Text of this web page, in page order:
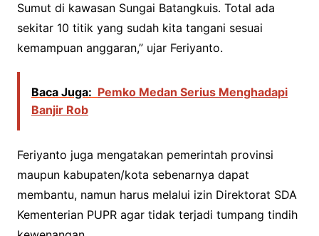
Sumut di kawasan Sungai Batangkuis. Total ada
sekitar 10 titik yang sudah kita tangani sesuai
kemampuan anggaran,” ujar Feriyanto.
Baca Juga: Pemko Medan Serius Menghadapi
Banjir Rob
Feriyanto juga mengatakan pemerintah provinsi
maupun kabupaten/kota sebenarnya dapat
membantu, namun harus melalui izin Direktorat SDA
Kementerian PUPR agar tidak terjadi tumpang tindih